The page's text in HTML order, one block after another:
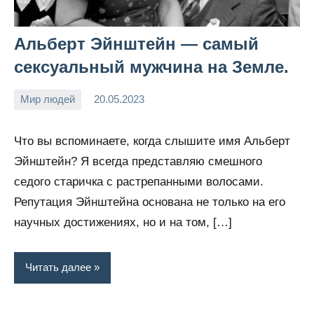
Альберт Эйнштейн — самый
сексуальный мужчина на Земле.
Мир людей 20.05.2023
Snow_owl
Что вы вспоминаете, когда слышите имя Альберт
Эйнштейн? Я всегда представляю смешного
седого старичка с растрепанными волосами.
Репутация Эйнштейна основана не только на его
научных достижениях, но и на том, […]
Читать далее